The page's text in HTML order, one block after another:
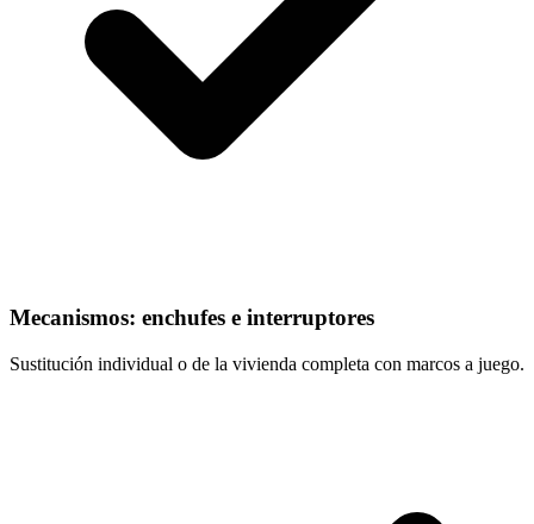
Mecanismos: enchufes e interruptores
Sustitución individual o de la vivienda completa con marcos a juego.